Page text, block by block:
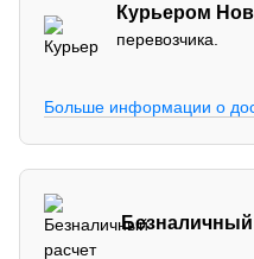
Курьером
перевозчика.
Больше информации о